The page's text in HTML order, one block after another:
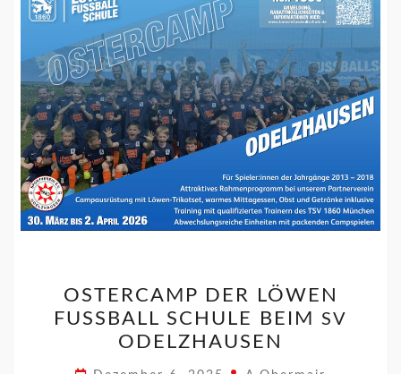
OSTERCAMP DER LÖWEN
FUSSBALL SCHULE BEIM SV
ODELZHAUSEN